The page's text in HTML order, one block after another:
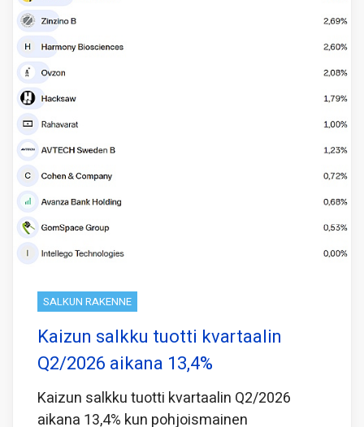
SALKUN RAKENNE
Kaizun salkku tuotti kvartaalin
Q2/2026 aikana 13,4%
Kaizun salkku tuotti kvartaalin Q2/2026
aikana 13,4% kun pohjoismainen